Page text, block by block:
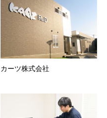
カーツ株式会社